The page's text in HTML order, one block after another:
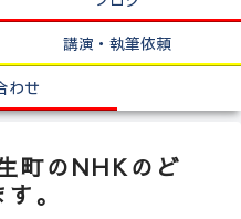
講演・執筆依頼
わせ
町のNHKのど
。